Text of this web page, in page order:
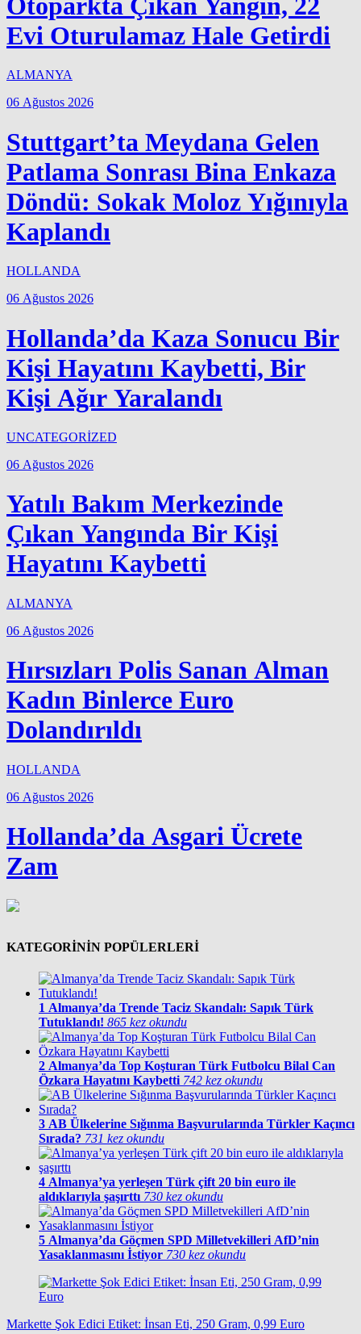
Evi Oturulamaz Hale Getirdi
ALMANYA
06 Ağustos 2026
Stuttgart’ta Meydana Gelen
Patlama Sonrası Bina Enkaza
Döndü: Sokak Moloz Yığınıyla
Kaplandı
HOLLANDA
06 Ağustos 2026
Hollanda’da Kaza Sonucu Bir
Kişi Hayatını Kaybetti, Bir
Kişi Ağır Yaralandı
UNCATEGORİZED
06 Ağustos 2026
Yatılı Bakım Merkezinde
Çıkan Yangında Bir Kişi
Hayatını Kaybetti
ALMANYA
06 Ağustos 2026
Hırsızları Polis Sanan Alman
Kadın Binlerce Euro
Dolandırıldı
HOLLANDA
06 Ağustos 2026
Hollanda’da Asgari Ücrete
Zam
KATEGORİNİN POPÜLERLERİ
1 Almanya’da Trende Taciz Skandalı: Sapık Türk
Tutuklandı! 865 kez okundu
2 Almanya’da Top Koşturan Türk Futbolcu Bilal Can
Özkara Hayatını Kaybetti 742 kez okundu
3 AB Ülkelerine Sığınma Başvurularında Türkler Kaçıncı
Sırada? 731 kez okundu
4 Almanya’ya yerleşen Türk çift 20 bin euro ile
aldıklarıyla şaşırttı 730 kez okundu
5 Almanya’da Göçmen SPD Milletvekilleri AfD’nin
Yasaklanmasını İstiyor 730 kez okundu
Markette Şok Edici Etiket: İnsan Eti, 250 Gram, 0,99 Euro